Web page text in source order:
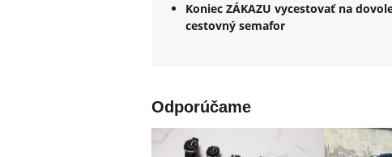
Koniec ZÁKAZU vycestovať na
cestovný semafor
Odporúčame